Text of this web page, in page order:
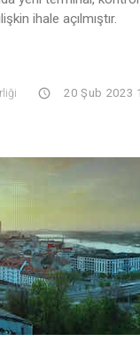
ihale açılmıştır.
20 Şub 2023